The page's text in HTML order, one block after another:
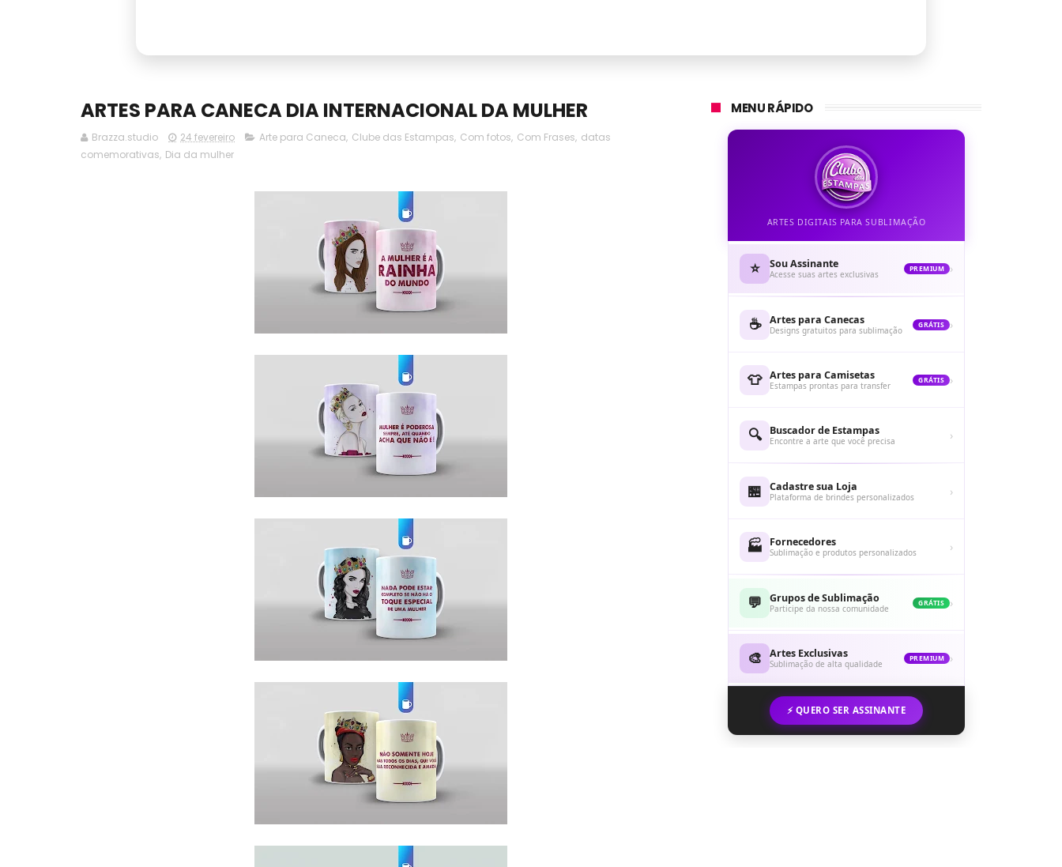
ARTES PARA CANECA DIA INTERNACIONAL DA MULHER
Brazza.studio 24 fevereiro Arte para Caneca, Clube das Estampas, Com fotos, Com Frases, datas
comemorativas, Dia da mulher
MENU RÁPIDO
ARTES DIGITAIS PARA SUBLIMAÇÃO
⭐ Sou Assinante
Acesse suas artes exclusivas
PREMIUM ›
☕ Artes para Canecas
Designs gratuitos para sublimação
GRÁTIS ›
👕 Artes para Camisetas
Estampas prontas para transfer
GRÁTIS ›
🔍 Buscador de Estampas
Encontre a arte que você precisa ›
🏪 Cadastre sua Loja
Plataforma de brindes personalizados ›
🏭 Fornecedores
Sublimação e produtos personalizados ›
💬 Grupos de Sublimação
Participe da nossa comunidade
GRÁTIS ›
🎨 Artes Exclusivas
Sublimação de alta qualidade
PREMIUM ›
⚡ QUERO SER ASSINANTE